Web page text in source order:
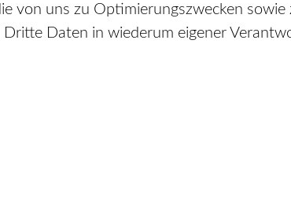
von uns zu Optimierungszwecken sowie
Daten in wiederum eigener